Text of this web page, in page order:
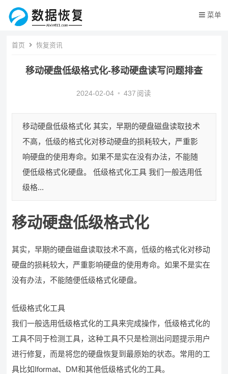
菜单
首页 恢复资讯
移动硬盘低级格式化-移动硬盘读写问题排查
2024-02-04 • 437 阅读
移动硬盘低级格式化 其实，早期的硬盘磁盘读取技术
不高，低级的格式化对移动硬盘的损耗较大，严重影
响硬盘的使用寿命。如果不是实在没有办法，不能随
便低级格式化硬盘。 低级格式化工具 我们一般选用低
级格...
移动硬盘低级格式化
其实，早期的硬盘磁盘读取技术不高，低级的格式化对移动
硬盘的损耗较大，严重影响硬盘的使用寿命。如果不是实在
没有办法，不能随便低级格式化硬盘。
低级格式化工具
我们一般选用低级格式化的工具来完成操作，低级格式化的
工具不同于检测工具，这种工具不只是检测出问题提示用户
进行修复，而是将您的硬盘恢复到最原始的状态。常用的工
具比如Iformat、DM和其他低级格式化的工具。